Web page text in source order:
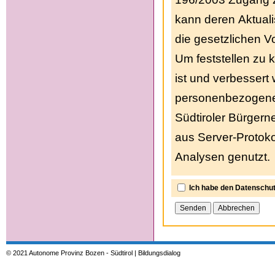
kann deren
die gesetzlichen
Um feststellen zu
ist und verbessert
Südtiroler
aus Server-
Analysen genutzt.
Ich habe den
© 2021 Autonome Provinz Bozen - Südtirol | Bildungsdialog